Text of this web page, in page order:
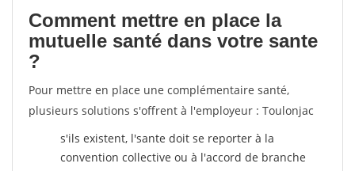
Comment mettre en place la
mutuelle santé dans votre sante
?
Pour mettre en place une complémentaire santé,
plusieurs solutions s'offrent à l'employeur : Toulonjac
s'ils existent, l'sante doit se reporter à la
convention collective ou à l'accord de branche